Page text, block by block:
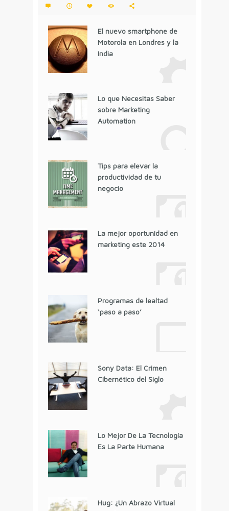
El nuevo smartphone de
Motorola en Londres y la
India
Lo que Necesitas Saber
sobre Marketing
Automation
Tips para elevar la
productividad de tu
negocio
La mejor oportunidad en
marketing este 2014
Programas de lealtad
‘paso a paso’
Sony Data: El Crimen
Cibernético del Siglo
Lo Mejor De La Tecnología
Es La Parte Humana
Hug: ¿Un Abrazo Virtual